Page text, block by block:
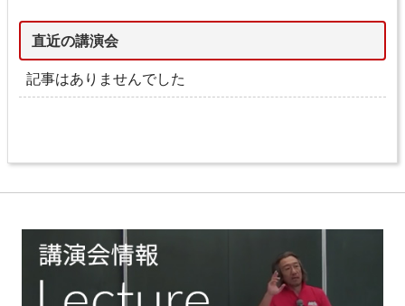
直近の講演会
記事はありませんでした